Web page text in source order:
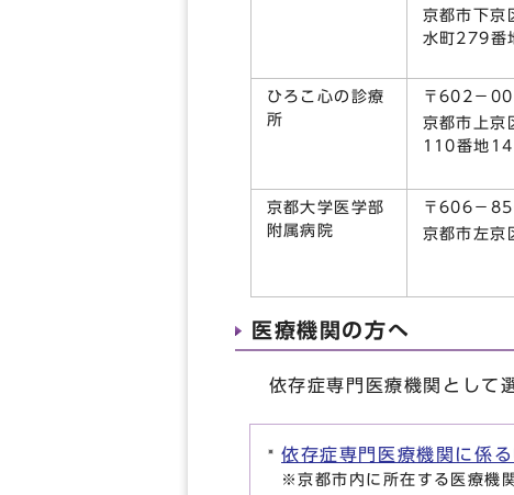
京都市下京
水町279番
ひろこ心の診療
所
〒602－
京都市上京
110番地
京都大学医学部
附属病院
〒606－
京都市左京
医療機関の方へ
依存症専門医療機関として
依存症専門医療機関に係
※京都市内に所在する医療機